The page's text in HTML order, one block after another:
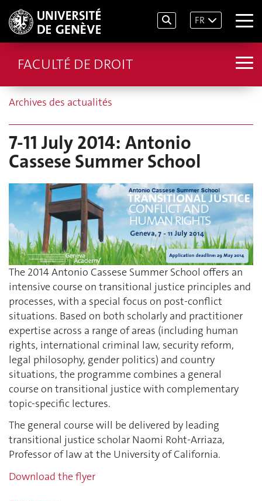
FR
FACULTÉ DE DROIT
Archives des actualités
7-11 July 2014: Antonio
Cassese Summer School
The 2014 Antonio Cassese Summer School offers an
intensive course on transitional justice principles and
processes, with a special focus on post-conflict
situations. Based on both scholarly and practitioner
expertise across a range of areas (including human
rights, international criminal law, security reform,
legal philosophy, gender politics) and country
situations, the programme combines a general
course on transitional justice with complementary
topic-specific lectures.
The general course will be delivered by leading
transitional justice scholar Naomi Roht-Arriaza,
Professor of law at the University of California.
Download the flyer